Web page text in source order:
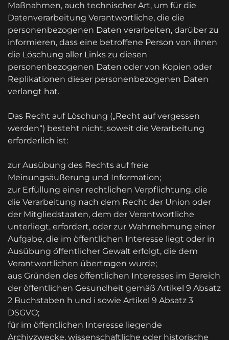
Maßnahmen, auch technischer Art, um für die
Datenverarbeitung Verantwortliche, die die
personenbezogenen Daten verarbeiten, darüber zu
informieren, dass eine betroffene Person von ihnen
die Löschung aller Links zu diesen
personenbezogenen Daten oder von Kopien oder
Replikationen dieser personenbezogenen Daten
verlangt hat.
Das Recht auf Löschung („Recht auf vergessen
werden“) besteht nicht, soweit die Verarbeitung
erforderlich ist:
zur Ausübung des Rechts auf freie
Meinungsäußerung und Information;
zur Erfüllung einer rechtlichen Verpflichtung, die
die Verarbeitung nach dem Recht der Union oder
der Mitgliedstaaten, dem der Verantwortliche
unterliegt, erfordert, oder zur Wahrnehmung einer
Aufgabe, die im öffentlichen Interesse liegt oder in
Ausübung öffentlicher Gewalt erfolgt, die dem
Verantwortlichen übertragen wurde;
aus Gründen des öffentlichen Interesses im Bereich
der öffentlichen Gesundheit gemäß Artikel 9 Absatz
2 Buchstaben h und i sowie Artikel 9 Absatz 3
DSGVO;
für im öffentlichen Interesse liegende
Archivzwecke, wissenschaftliche oder historische